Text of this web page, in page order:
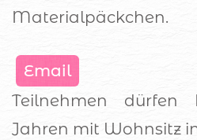
Materialpäckchen.
Email
Teilnehmen dürfen
Jahren mit Wohnsitz